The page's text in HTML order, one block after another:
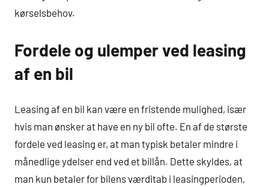
kørselsbehov.
Fordele og ulemper ved leasing
af en bil
Leasing af en bil kan være en fristende mulighed, især
hvis man ønsker at have en ny bil ofte. En af de største
fordele ved leasing er, at man typisk betaler mindre i
månedlige ydelser end ved et billån. Dette skyldes, at
man kun betaler for bilens værditab i leasingperioden,